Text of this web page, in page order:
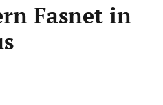
Fasnet in